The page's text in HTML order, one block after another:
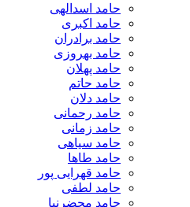
حامد اسدالهی
حامد اکبری
حامد برادران
حامد بهروزی
حامد پهلان
حامد حاتم
حامد دلان
حامد رحمانی
حامد زمانی
حامد سیاهی
حامد طاها
حامد قهرایی پور
حامد لطفی
حامد محضرنیا